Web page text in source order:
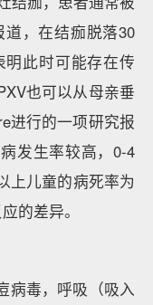
，在结痂脱落30
明此时可能存在传
也可以从母亲垂
进行的一项研究报
发生率较高，0-4
上儿童的病死率为
的差异。
病毒，呼吸（吸入